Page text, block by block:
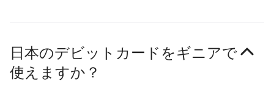
日本のデビットカードをギニアで
使えますか？